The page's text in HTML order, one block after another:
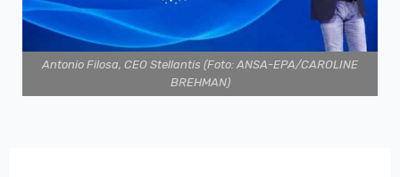
Antonio Filosa, CEO Stellantis (Foto: ANSA-EPA/CAROLINE
BREHMAN)